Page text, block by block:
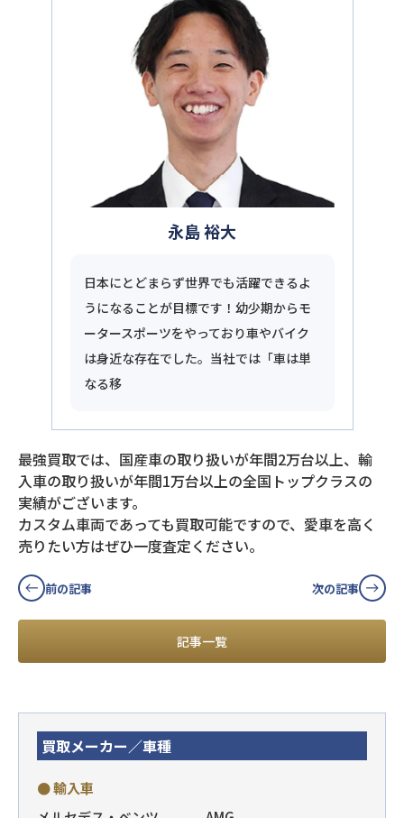
永島 裕大
日本にとどまらず世界でも活躍できるよ
うになることが目標です！幼少期からモ
ータースポーツをやっており車やバイク
は身近な存在でした。当社では「車は単
なる移
最強買取では、国産車の取り扱いが年間2万台以上、輸
入車の取り扱いが年間1万台以上の全国トップクラスの
実績がございます。
カスタム車両であっても買取可能ですので、愛車を高く
売りたい方はぜひ一度査定ください。
前の記事
記事一覧
次の記事
買取メーカー／車種
● 輸入車